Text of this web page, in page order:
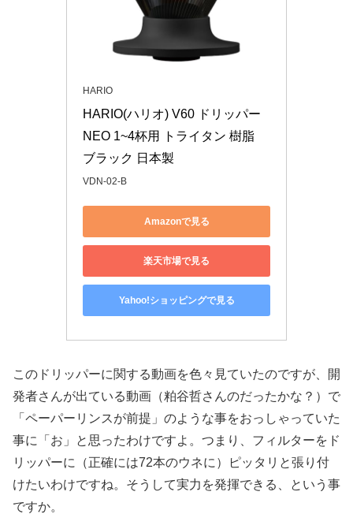
HARIO
HARIO(ハリオ) V60 ドリッパー
NEO 1~4杯用 トライタン 樹脂
ブラック 日本製
VDN-02-B
Amazonで見る
楽天市場で見る
Yahoo!ショッピングで見る
このドリッパーに関する動画を色々見ていたのですが、開
発者さんが出ている動画（粕谷哲さんのだったかな？）で
「ペーパーリンスが前提」のような事をおっしゃっていた
事に「お」と思ったわけですよ。つまり、フィルターをド
リッパーに（正確には72本のウネに）ピッタリと張り付
けたいわけですね。そうして実力を発揮できる、という事
ですか。